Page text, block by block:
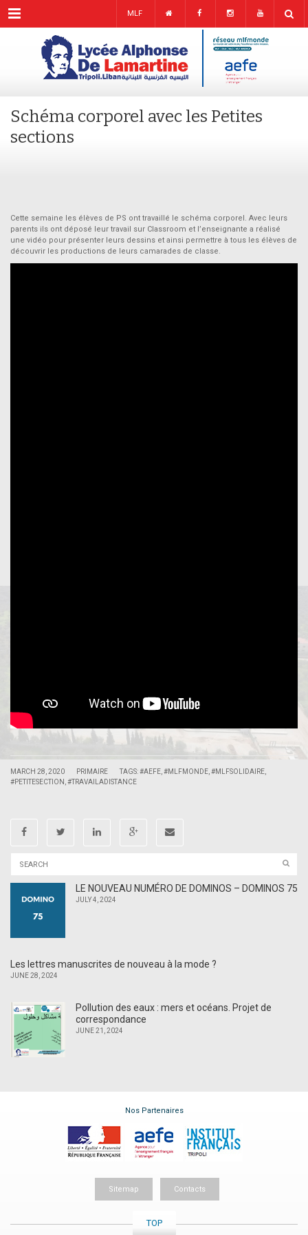
Menu MLF
Schéma corporel avec les Petites
sections
Cette semaine les élèves de PS ont travaillé le schéma corporel. Avec leurs
parents ils ont déposé leur travail sur Classroom et l’enseignante a réalisé
une vidéo pour présenter leurs dessins et ainsi permettre à tous les élèves de
découvrir les productions de leurs camarades de classe.
MARCH 28, 2020 PRIMAIRE TAGS:#AEFE #MLFMONDE #MLFSOLIDAIRE
#PETITESECTION #TRAVAILADISTANCE
LE NOUVEAU NUMÉRO DE DOMINOS – DOMINOS 75
JULY 4, 2024
Les lettres manuscrites de nouveau à la mode ?
JUNE 28, 2024
Pollution des eaux : mers et océans. Projet de
correspondance
JUNE 21, 2024
Nos Partenaires
Sitemap Contacts
TOP